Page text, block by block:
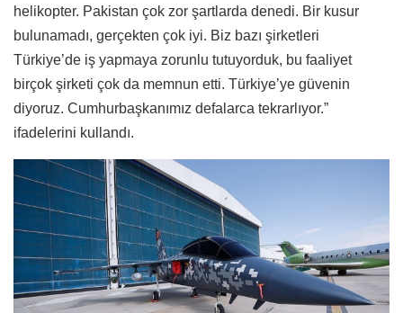
helikopter. Pakistan çok zor şartlarda denedi. Bir kusur
bulunamadı, gerçekten çok iyi. Biz bazı şirketleri
Türkiye’de iş yapmaya zorunlu tutuyorduk, bu faaliyet
birçok şirketi çok da memnun etti. Türkiye’ye güvenin
diyoruz. Cumhurbaşkanımız defalarca tekrarlıyor.”
ifadelerini kullandı.